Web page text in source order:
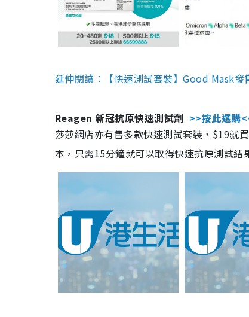
延伸閱讀：【快速測試套裝】Good Mask
Reagen 新冠抗原快速測試劑 >>按此選購
莎莎網店亦有售多款快速測試套裝，$19就
本，只需15分鐘就可以取得快速抗原測試結